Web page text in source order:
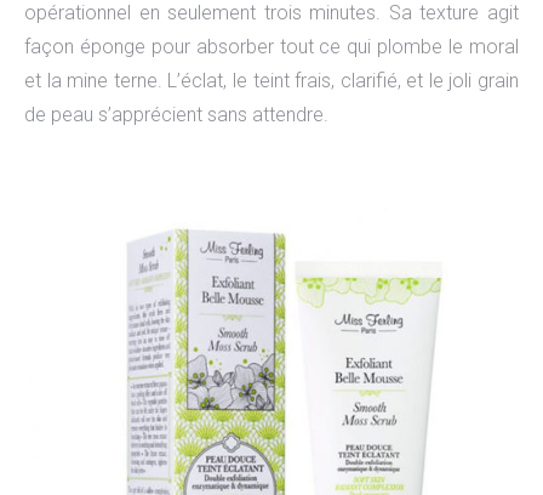
opérationnel en seulement trois minutes. Sa texture agit
façon éponge pour absorber tout ce qui plombe le moral
et la mine terne. L’éclat, le teint frais, clarifié, et le joli grain
de peau s’apprécient sans attendre.